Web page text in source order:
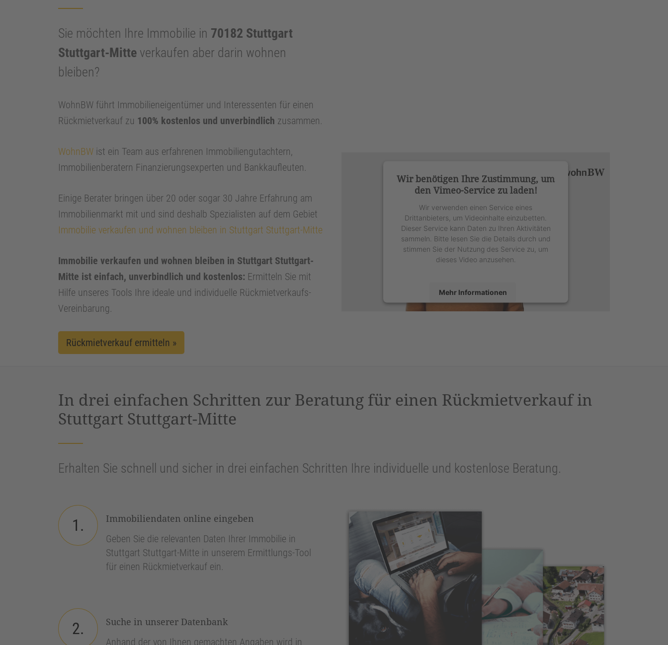
Sie möchten Ihre Immobilie in 70182 Stuttgart
Stuttgart-Mitte verkaufen aber darin wohnen
bleiben?
WohnBW führt Immobilieneigentümer und Interessenten für einen
Rückmietverkauf zu 100% kostenlos und unverbindlich zusammen.
WohnBW ist ein Team aus erfahrenen Immobiliengutachtern,
Immobilienberatern Finanzierungsexperten und Bankkaufleuten.
Einige Berater bringen über 20 oder sogar 30 Jahre Erfahrung am
Immobilienmarkt mit und sind deshalb Spezialisten auf dem Gebiet
Immobilie verkaufen und wohnen bleiben in Stuttgart Stuttgart-Mitte
Immobilie verkaufen und wohnen bleiben in Stuttgart Stuttgart-
Mitte ist einfach, unverbindlich und kostenlos: Ermitteln Sie mit
Hilfe unseres Tools Ihre ideale und individuelle Rückmietverkaufs-
Vereinbarung.
Rückmietverkauf ermitteln »
Wir benötigen Ihre Zustimmung, um
den Vimeo-Service zu laden!
Wir verwenden einen Service eines
Drittanbieters, um Videoinhalte einzubetten.
Dieser Service kann Daten zu Ihren Aktivitäten
sammeln. Bitte lesen Sie die Details durch und
stimmen Sie der Nutzung des Service zu, um
dieses Video anzusehen.
Mehr Informationen
In drei einfachen Schritten zur Beratung für einen Rückmietverkauf in
Stuttgart Stuttgart-Mitte
Erhalten Sie schnell und sicher in drei einfachen Schritten Ihre individuelle und kostenlose Beratung.
1.
Immobiliendaten online eingeben
Geben Sie die relevanten Daten Ihrer Immobilie in
Stuttgart Stuttgart-Mitte in unserem Ermittlungs-Tool
für einen Rückmietverkauf ein.
2.
Suche in unserer Datenbank
Anhand der von Ihnen gemachten Angaben wird in